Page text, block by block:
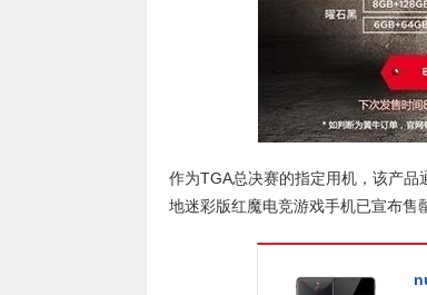
作为TGA总决赛的指定用机，该产
地迷彩版红魔电竞游戏手机已宣布